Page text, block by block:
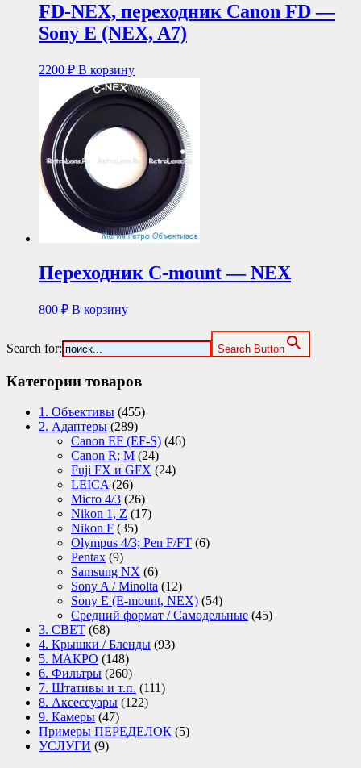
FD-NEX, переходник Canon FD —
Sony E (NEX, A7)
2200 ₽ В корзину
Переходник C-mount — NEX
800 ₽ В корзину
Search for: Search Button
Категории товаров
1. Объективы (455)
2. Адаптеры (289)
Canon EF (EF-S) (46)
Canon R; M (24)
Fuji FX и GFX (24)
LEICA (26)
Micro 4/3 (26)
Nikon 1, Z (17)
Nikon F (35)
Olympus 4/3; Pen F/FT (6)
Pentax (9)
Samsung NX (6)
Sony A / Minolta (12)
Sony E (E-mount, NEX) (54)
Средний формат / Самодельные (45)
3. СВЕТ (68)
4. Крышки / Бленды (93)
5. МАКРО (148)
6. Фильтры (260)
7. Штативы и т.п. (111)
8. Аксессуары (122)
9. Камеры (47)
Примеры ПЕРЕДЕЛОК (5)
УСЛУГИ (9)